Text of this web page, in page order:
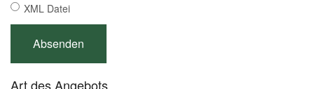
XML Datei
Art des Angebots